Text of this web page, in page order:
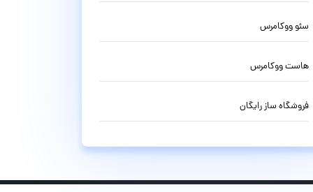
سئو ووکامرس
هاست ووکامرس
فروشگاه ساز رایگان